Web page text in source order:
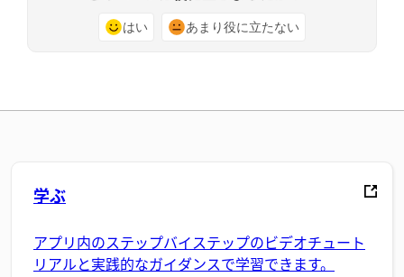
はい あまり役に立たない
学ぶ
アプリ内のステップバイステップのビデオチュート
リアルと実践的なガイダンスで学習できます。